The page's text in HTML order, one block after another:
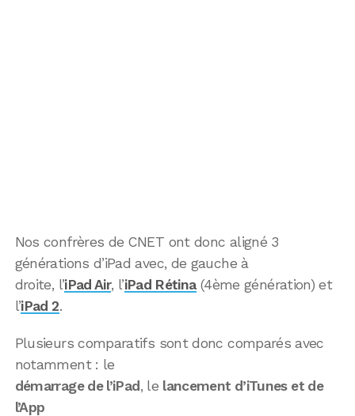
Nos confrères de CNET ont donc aligné 3
générations d’iPad avec, de gauche à
droite, l’iPad Air, l’iPad Rétina(4ème génération) et
l’iPad 2.
Plusieurs comparatifs sont donc comparés avec
notamment : le
démarrage de l’iPad, le lancement d’iTunes et de
l’App